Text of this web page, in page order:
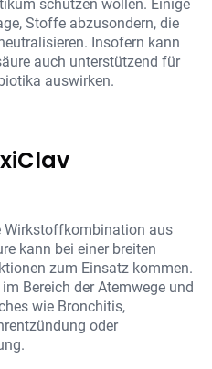
schützen wollen. Einige
Stoffe abzusondern, die
Insofern kann
auch unterstützend für
auswirken.
Wirkstoffkombination aus
kann bei einer breiten
zum Einsatz kommen.
Bereich der Atemwege und
wie Bronchitis,
oder